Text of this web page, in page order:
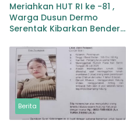
Meriahkan HUT RI ke -81 ,
Warga Dusun Dermo
Serentak Kibarkan Bendera
Berita